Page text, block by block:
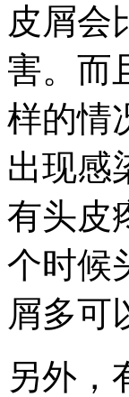
皮屑会
害。而
样的情
出现感
有头皮
个时候
屑多可
另外，